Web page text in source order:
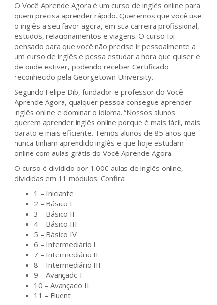
O Você Aprende Agora é um curso de inglês online para
quem precisa aprender rápido. Queremos que você use
o inglês a seu favor agora, em sua carreira profissional,
estudos, relacionamentos e viagens. O curso foi
pensado para que você não precise ir pessoalmente a
um curso de inglês e possa estudar a hora que quiser e
de onde estiver, podendo receber Certificado
reconhecido pela Georgetown University.
Segundo Felipe Dib, fundador e professor do Você
Aprende Agora, qualquer pessoa consegue aprender
inglês online e dominar o idioma. “Nossos alunos
querem aprender inglês online porque é mais fácil, mais
barato e mais eficiente. Temos alunos de 85 anos que
nunca tinham aprendido inglês e que hoje estudam
online com aulas grátis do Você Aprende Agora.
O curso é dividido por 1.000 aulas de inglês online,
divididas em 11 módulos. Confira:
1 – Iniciante
2 – Básico I
3 – Básico II
4 – Básico III
5 – Básico IV
6 – Intermediário I
7 – Intermediário II
8 – Intermediário III
9 – Avançado I
10 – Avançado II
11 – Fluent